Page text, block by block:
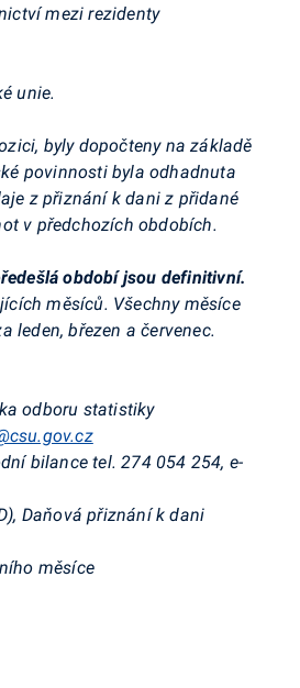
mezi rezidenty
unie.
byly dopočteny na základě
povinnosti byla odhadnuta
z přiznání k dani z přidané
v předchozích obdobích.
období jsou definitivní.
měsíců. Všechny měsíce
leden, březen a červenec.
odboru statistiky
bilance tel. 274 054 254, e-
Daňová přiznání k dani
měsíce